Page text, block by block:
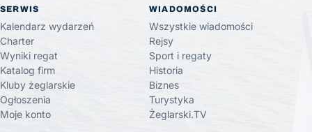
SERWIS
Kalendarz wydarzeń
Charter
Wyniki regat
Katalog firm
Kluby żeglarskie
Ogłoszenia
Moje konto
WIADOMOŚCI
Wszystkie wiadomości
Rejsy
Sport i regaty
Historia
Biznes
Turystyka
Żeglarski.TV